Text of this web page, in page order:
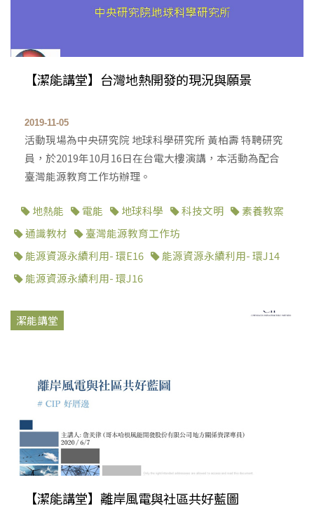
【潔能講堂】台灣地熱開發的現況與願景
2019-11-05
活動現場為中央研究院 地球科學研究所 黃柏壽 特聘研究
員，於2019年10月16日在台電大樓演講，本活動為配合
臺灣能源教育工作坊辦理。
地熱能 電能 地球科學 科技文明
素養教案
通識教材
臺灣能源教育工作坊
能源資源永續利用- 環E16
能源資源永續利用- 環J14
能源資源永續利用- 環J16
潔能講堂
【潔能講堂】離岸風電與社區共好藍圖